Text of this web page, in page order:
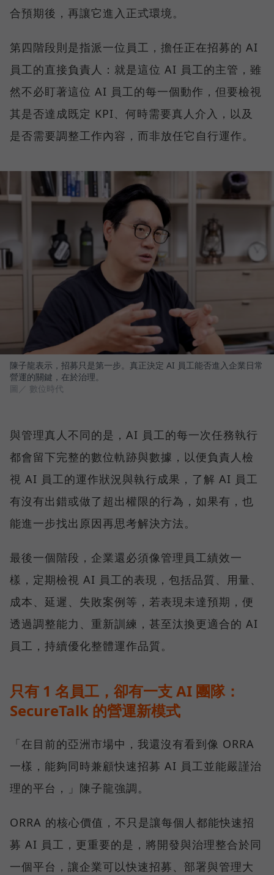
合預期後，再讓它進入正式環境。
第四階段則是指派一位員工，擔任正在招募的 AI
員工的直接負責人：就是這位 AI 員工的主管，雖
然不必盯著這位 AI 員工的每一個動作，但要檢視
其是否達成既定 KPI、何時需要真人介入，以及
是否需要調整工作內容，而非放任它自行運作。
陳子龍表示，招募只是第一步。真正決定 AI 員工能否進入企業日常
營運的關鍵，在於治理。
圖／ 數位時代
與管理真人不同的是，AI 員工的每一次任務執行
都會留下完整的數位軌跡與數據，以便負責人檢
視 AI 員工的運作狀況與執行成果，了解 AI 員工
有沒有出錯或做了超出權限的行為，如果有，也
能進一步找出原因再思考解決方法。
最後一個階段，企業還必須像管理員工績效一
樣，定期檢視 AI 員工的表現，包括品質、用量、
成本、延遲、失敗案例等，若表現未達預期，便
透過調整能力、重新訓練，甚至汰換更適合的 AI
員工，持續優化整體運作品質。
只有 1 名員工，卻有一支 AI 團隊：
SecureTalk 的營運新模式
「在目前的亞洲市場中，我還沒有看到像 ORRA
一樣，能夠同時兼顧快速招募 AI 員工並能嚴謹治
理的平台，」陳子龍強調。
ORRA 的核心價值，不只是讓每個人都能快速招
募 AI 員工，更重要的是，將開發與治理整合於同
一個平台，讓企業可以快速招募、部署與管理大